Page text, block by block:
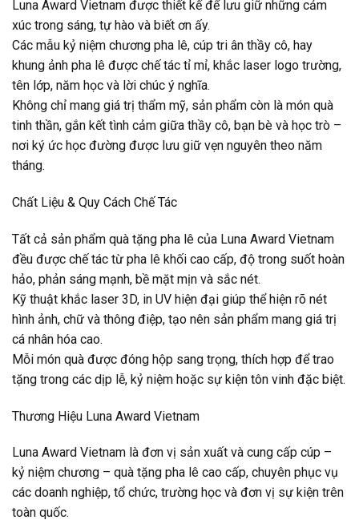
Luna Award Vietnam được thiết kế để lưu giữ những cảm
xúc trong sáng, tự hào và biết ơn ấy.
Các mẫu kỷ niệm chương pha lê, cúp tri ân thầy cô, hay
khung ảnh pha lê được chế tác tỉ mỉ, khắc laser logo trường,
tên lớp, năm học và lời chúc ý nghĩa.
Không chỉ mang giá trị thẩm mỹ, sản phẩm còn là món quà
tinh thần, gắn kết tình cảm giữa thầy cô, bạn bè và học trò –
nơi ký ức học đường được lưu giữ vẹn nguyên theo năm
tháng.
Chất Liệu & Quy Cách Chế Tác
Tất cả sản phẩm quà tặng pha lê của Luna Award Vietnam
đều được chế tác từ pha lê khối cao cấp, độ trong suốt hoàn
hảo, phản sáng mạnh, bề mặt mịn và sắc nét.
Kỹ thuật khắc laser 3D, in UV hiện đại giúp thể hiện rõ nét
hình ảnh, chữ và thông điệp, tạo nên sản phẩm mang giá trị
cá nhân hóa cao.
Mỗi món quà được đóng hộp sang trọng, thích hợp để trao
tặng trong các dịp lễ, kỷ niệm hoặc sự kiện tôn vinh đặc biệt.
Thương Hiệu Luna Award Vietnam
Luna Award Vietnam là đơn vị sản xuất và cung cấp cúp –
kỷ niệm chương – quà tặng pha lê cao cấp, chuyên phục vụ
các doanh nghiệp, tổ chức, trường học và đơn vị sự kiện trên
toàn quốc.